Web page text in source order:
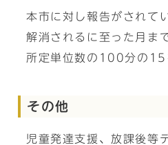
本市に対し報告がされて
解消されるに至った月ま
所定単位数の100分の15
その他
児童発達支援、放課後等